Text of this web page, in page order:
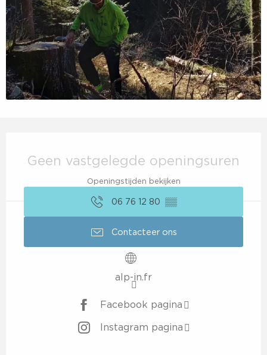
Geen vastgelegde openingsuren
Openingstijden bekijken
06 76 12 80 ▒▒
Contacteer ons
alp-in.fr
Facebook pagina
Instagram pagina